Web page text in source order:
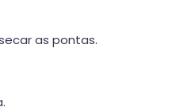
as pontas.